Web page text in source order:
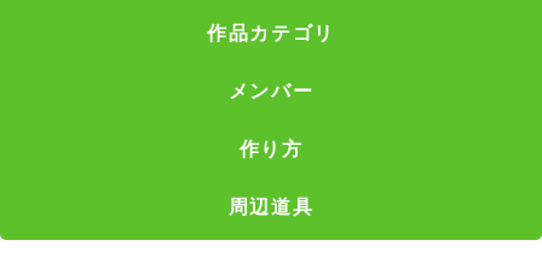
作品カテゴリ
メンバー
作り方
周辺道具